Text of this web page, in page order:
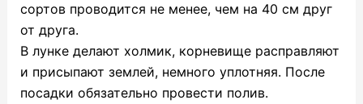
сортов проводится не менее, чем на 40 см друг
от друга.
В лунке делают холмик, корневище расправляют
и присыпают землей, немного уплотняя. После
посадки обязательно провести полив.